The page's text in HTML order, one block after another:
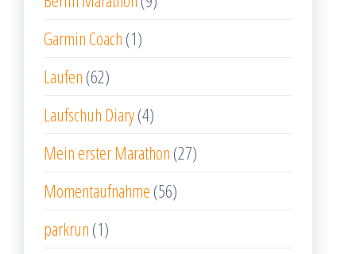
Garmin Coach (1)
Laufen (62)
Laufschuh Diary(4)
Mein erster Marathon (27)
Momentaufnahme (56)
parkrun (1)